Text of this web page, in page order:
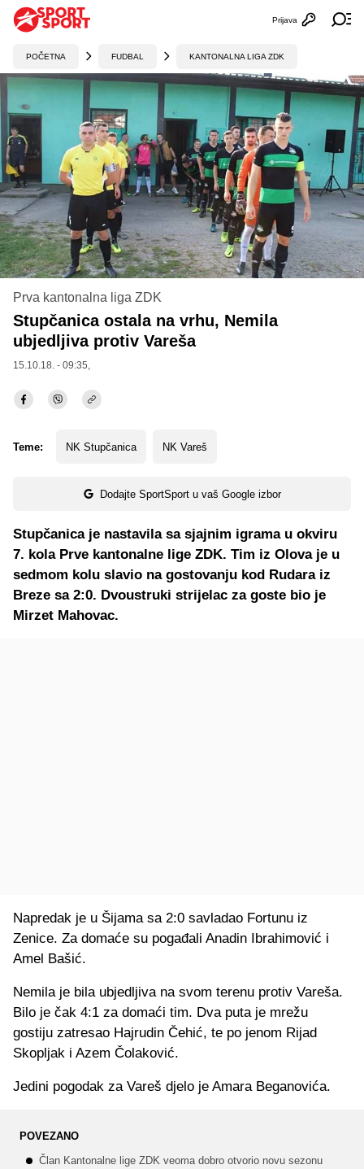
Otvori
Prijava
POČETNA FUDBAL KANTONALNA LIGA ZDK
Prva kantonalna liga ZDK
Stupčanica ostala na vrhu, Nemila
ubjedljiva protiv Vareša
15.10.18. - 09:35,
Teme: NK Stupčanica NK Vareš
Dodajte SportSport u vaš Google izbor
Stupčanica je nastavila sa sjajnim igrama u okviru
7. kola Prve kantonalne lige ZDK. Tim iz Olova je u
sedmom kolu slavio na gostovanju kod Rudara iz
Breze sa 2:0. Dvoustruki strijelac za goste bio je
Mirzet Mahovac.
Napredak je u Šijama sa 2:0 savladao Fortunu iz
Zenice. Za domaće su pogađali Anadin Ibrahimović i
Amel Bašić.
Nemila je bila ubjedljiva na svom terenu protiv Vareša.
Bilo je čak 4:1 za domaći tim. Dva puta je mrežu
gostiju zatresao Hajrudin Čehić, te po jenom Rijad
Skopljak i Azem Čolaković.
Jedini pogodak za Vareš djelo je Amara Beganovića.
POVEZANO
Član Kantonalne lige ZDK veoma dobro otvorio novu sezonu